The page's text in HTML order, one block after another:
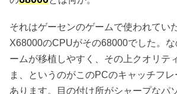
それはゲーセンのゲームで使われてい
X68000のCPUがその68000でした。
ームが移植しやすく、その上クオリテ
ま、というのがこのPCのキャッチフ
あります。目の付け所がシャープなパ